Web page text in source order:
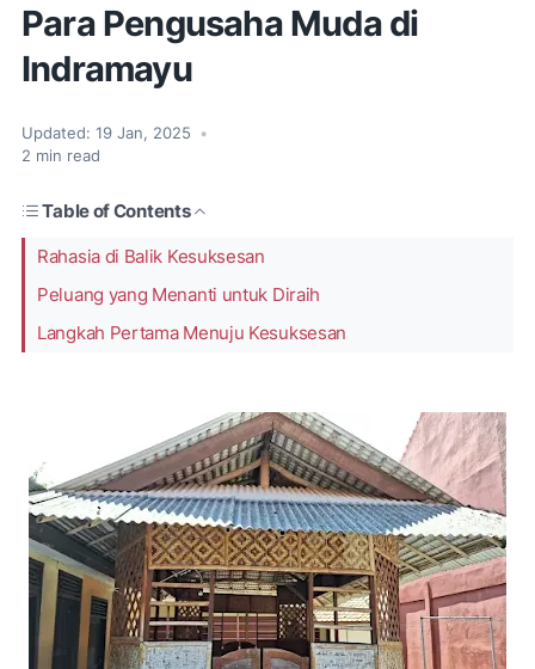
Para Pengusaha Muda di
Indramayu
Updated: 19 Jan, 2025
•
2 min read
Table of Contents
Rahasia di Balik Kesuksesan
Peluang yang Menanti untuk Diraih
Langkah Pertama Menuju Kesuksesan